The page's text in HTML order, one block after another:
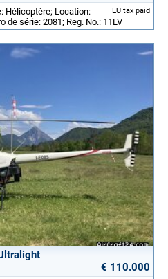
EU tax paid
Hélicoptère; Location:
de série: 2081; Reg. No.: 11LV
€ 110.000